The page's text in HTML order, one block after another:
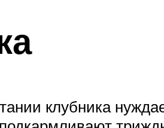
клубника